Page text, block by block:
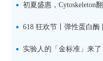
初夏盛惠，Cytoskeleton
品线放价啦！
618 狂欢节丨弹性蛋白酶
实验人的「金标准」来了